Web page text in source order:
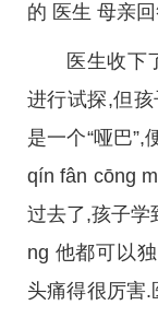
的 医生 母亲
医生收下
进行试探,但
是一个“哑巴”,
qín fân cōng
过去了,孩子学
ng 他都可以
头痛得很厉害.